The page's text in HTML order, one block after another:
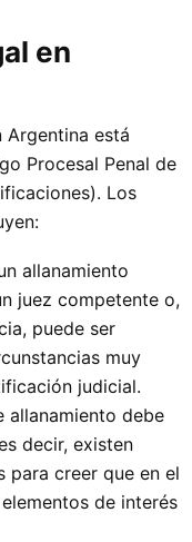
en
Argentina está
Procesal Penal de
Los
allanamiento
juez competente o,
puede ser
muy
judicial.
allanamiento debe
decir, existen
para creer que en el
de interés